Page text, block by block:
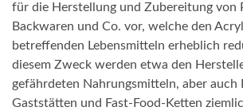
für die Herstellung und Zubereitung von
Backwaren und Co. vor, welche den
betreffenden Lebensmitteln erheblich
diesem Zweck werden etwa den
gefährdeten Nahrungsmitteln, aber auch
Gaststätten und Fast-Food-Ketten